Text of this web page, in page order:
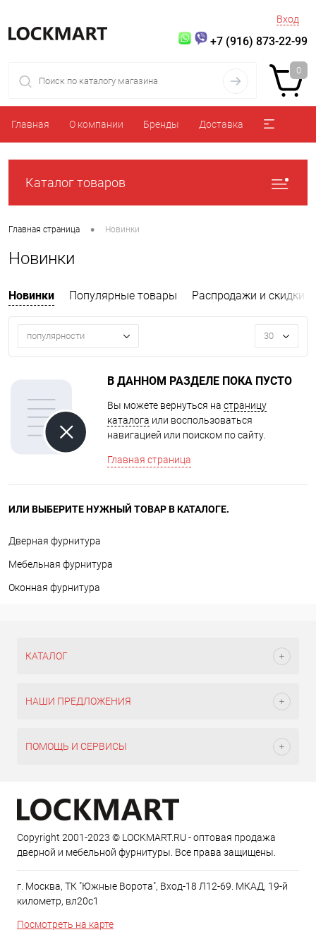
Вход
+7 (916) 873-22-99
0
Главная О компании Бренды Доставка
Каталог товаров
Главная страница • Новинки
Новинки
Новинки Популярные товары Распродажи и скидки
популярности 30
В ДАННОМ РАЗДЕЛЕ ПОКА ПУСТО
Вы можете вернуться на страницу
каталога или воспользоваться
навигацией или поиском по сайту.
Главная страница
ИЛИ ВЫБЕРИТЕ НУЖНЫЙ ТОВАР В КАТАЛОГЕ.
Дверная фурнитура
Мебельная фурнитура
Оконная фурнитура
КАТАЛОГ
НАШИ ПРЕДЛОЖЕНИЯ
ПОМОЩЬ И СЕРВИСЫ
Copyright 2001-2023 © LOCKMART.RU - оптовая продажа
дверной и мебельной фурнитуры. Все права защищены.
г. Москва, ТК "Южные Ворота", Вход-18 Л12-69. МКАД, 19-й
километр, вл20с1
Посмотреть на карте